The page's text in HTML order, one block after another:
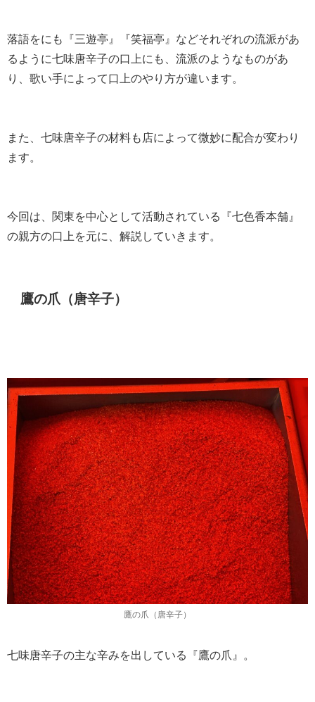
落語をにも『三遊亭』『笑福亭』などそれぞれの流派があ
るように七味唐辛子の口上にも、流派のようなものがあ
り、歌い手によって口上のやり方が違います。
また、七味唐辛子の材料も店によって微妙に配合が変わり
ます。
今回は、関東を中心として活動されている『七色香本舗』
の親方の口上を元に、解説していきます。
鷹の爪（唐辛子）
鷹の爪（唐辛子）
七味唐辛子の主な辛みを出している『鷹の爪』。